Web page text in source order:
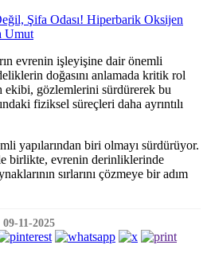
Şifa Odası! Hiperbarik Oksijen
Umut
evrenin işleyişine dair önemli
doğasını anlamada kritik rol
ekibi, gözlemlerini sürdürerek bu
fiziksel süreçleri daha ayrıntılı
yapılarından biri olmayı sürdürüyor.
birlikte, evrenin derinliklerinde
sırlarını çözmeye bir adım
09-11-2025